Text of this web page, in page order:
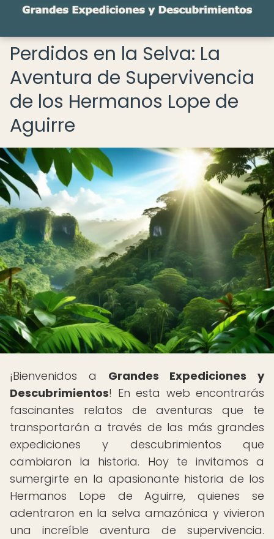
Perdidos en la Selva: La
Aventura de Supervivencia
de los Hermanos Lope de
Aguirre
¡Bienvenidos a Grandes Expediciones y
Descubrimientos! En esta web encontrarás
fascinantes relatos de aventuras que te
transportarán a través de las más grandes
expediciones y descubrimientos que
cambiaron la historia. Hoy te invitamos a
sumergirte en la apasionante historia de los
Hermanos Lope de Aguirre, quienes se
adentraron en la selva amazónica y vivieron
una increíble aventura de supervivencia.